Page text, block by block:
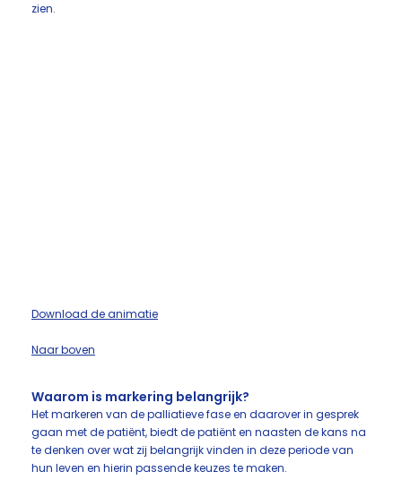
zien.
Download de animatie
Naar boven
Waarom is markering belangrijk?
Het markeren van de palliatieve fase en daarover in gesprek
gaan met de patiënt, biedt de patiënt en naasten de kans na
te denken over wat zij belangrijk vinden in deze periode van
hun leven en hierin passende keuzes te maken.